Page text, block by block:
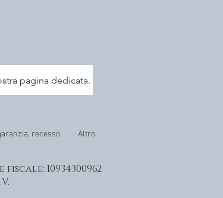
pagina dedicata.
recesso Altro
10934300962